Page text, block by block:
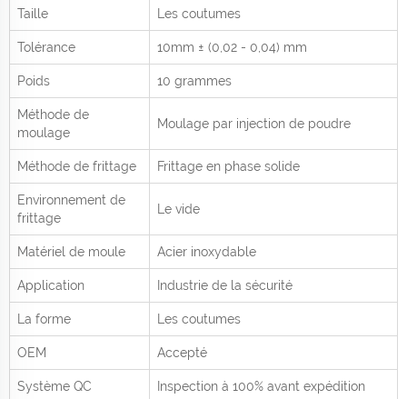
Taille Les coutumes
Tolérance 10mm ± (0,02 - 0,04) mm
Poids 10 grammes
Méthode de
moulage
Moulage par injection de poudre
Méthode de frittage Frittage en phase solide
Environnement de
frittage
Le vide
Matériel de moule Acier inoxydable
Application Industrie de la sécurité
La forme Les coutumes
OEM Accepté
Système QC Inspection à 100% avant expédition